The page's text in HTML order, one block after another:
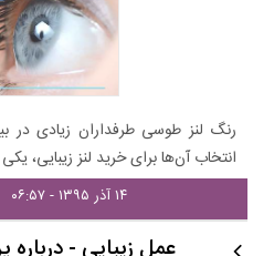
رنگ لنز طوسی طرفداران زیادی در
انتخاب آن‌ها برای خرید لنز زیبایی،
۱۴ آذر ۱۳۹۵ - ۰۶:۵۷